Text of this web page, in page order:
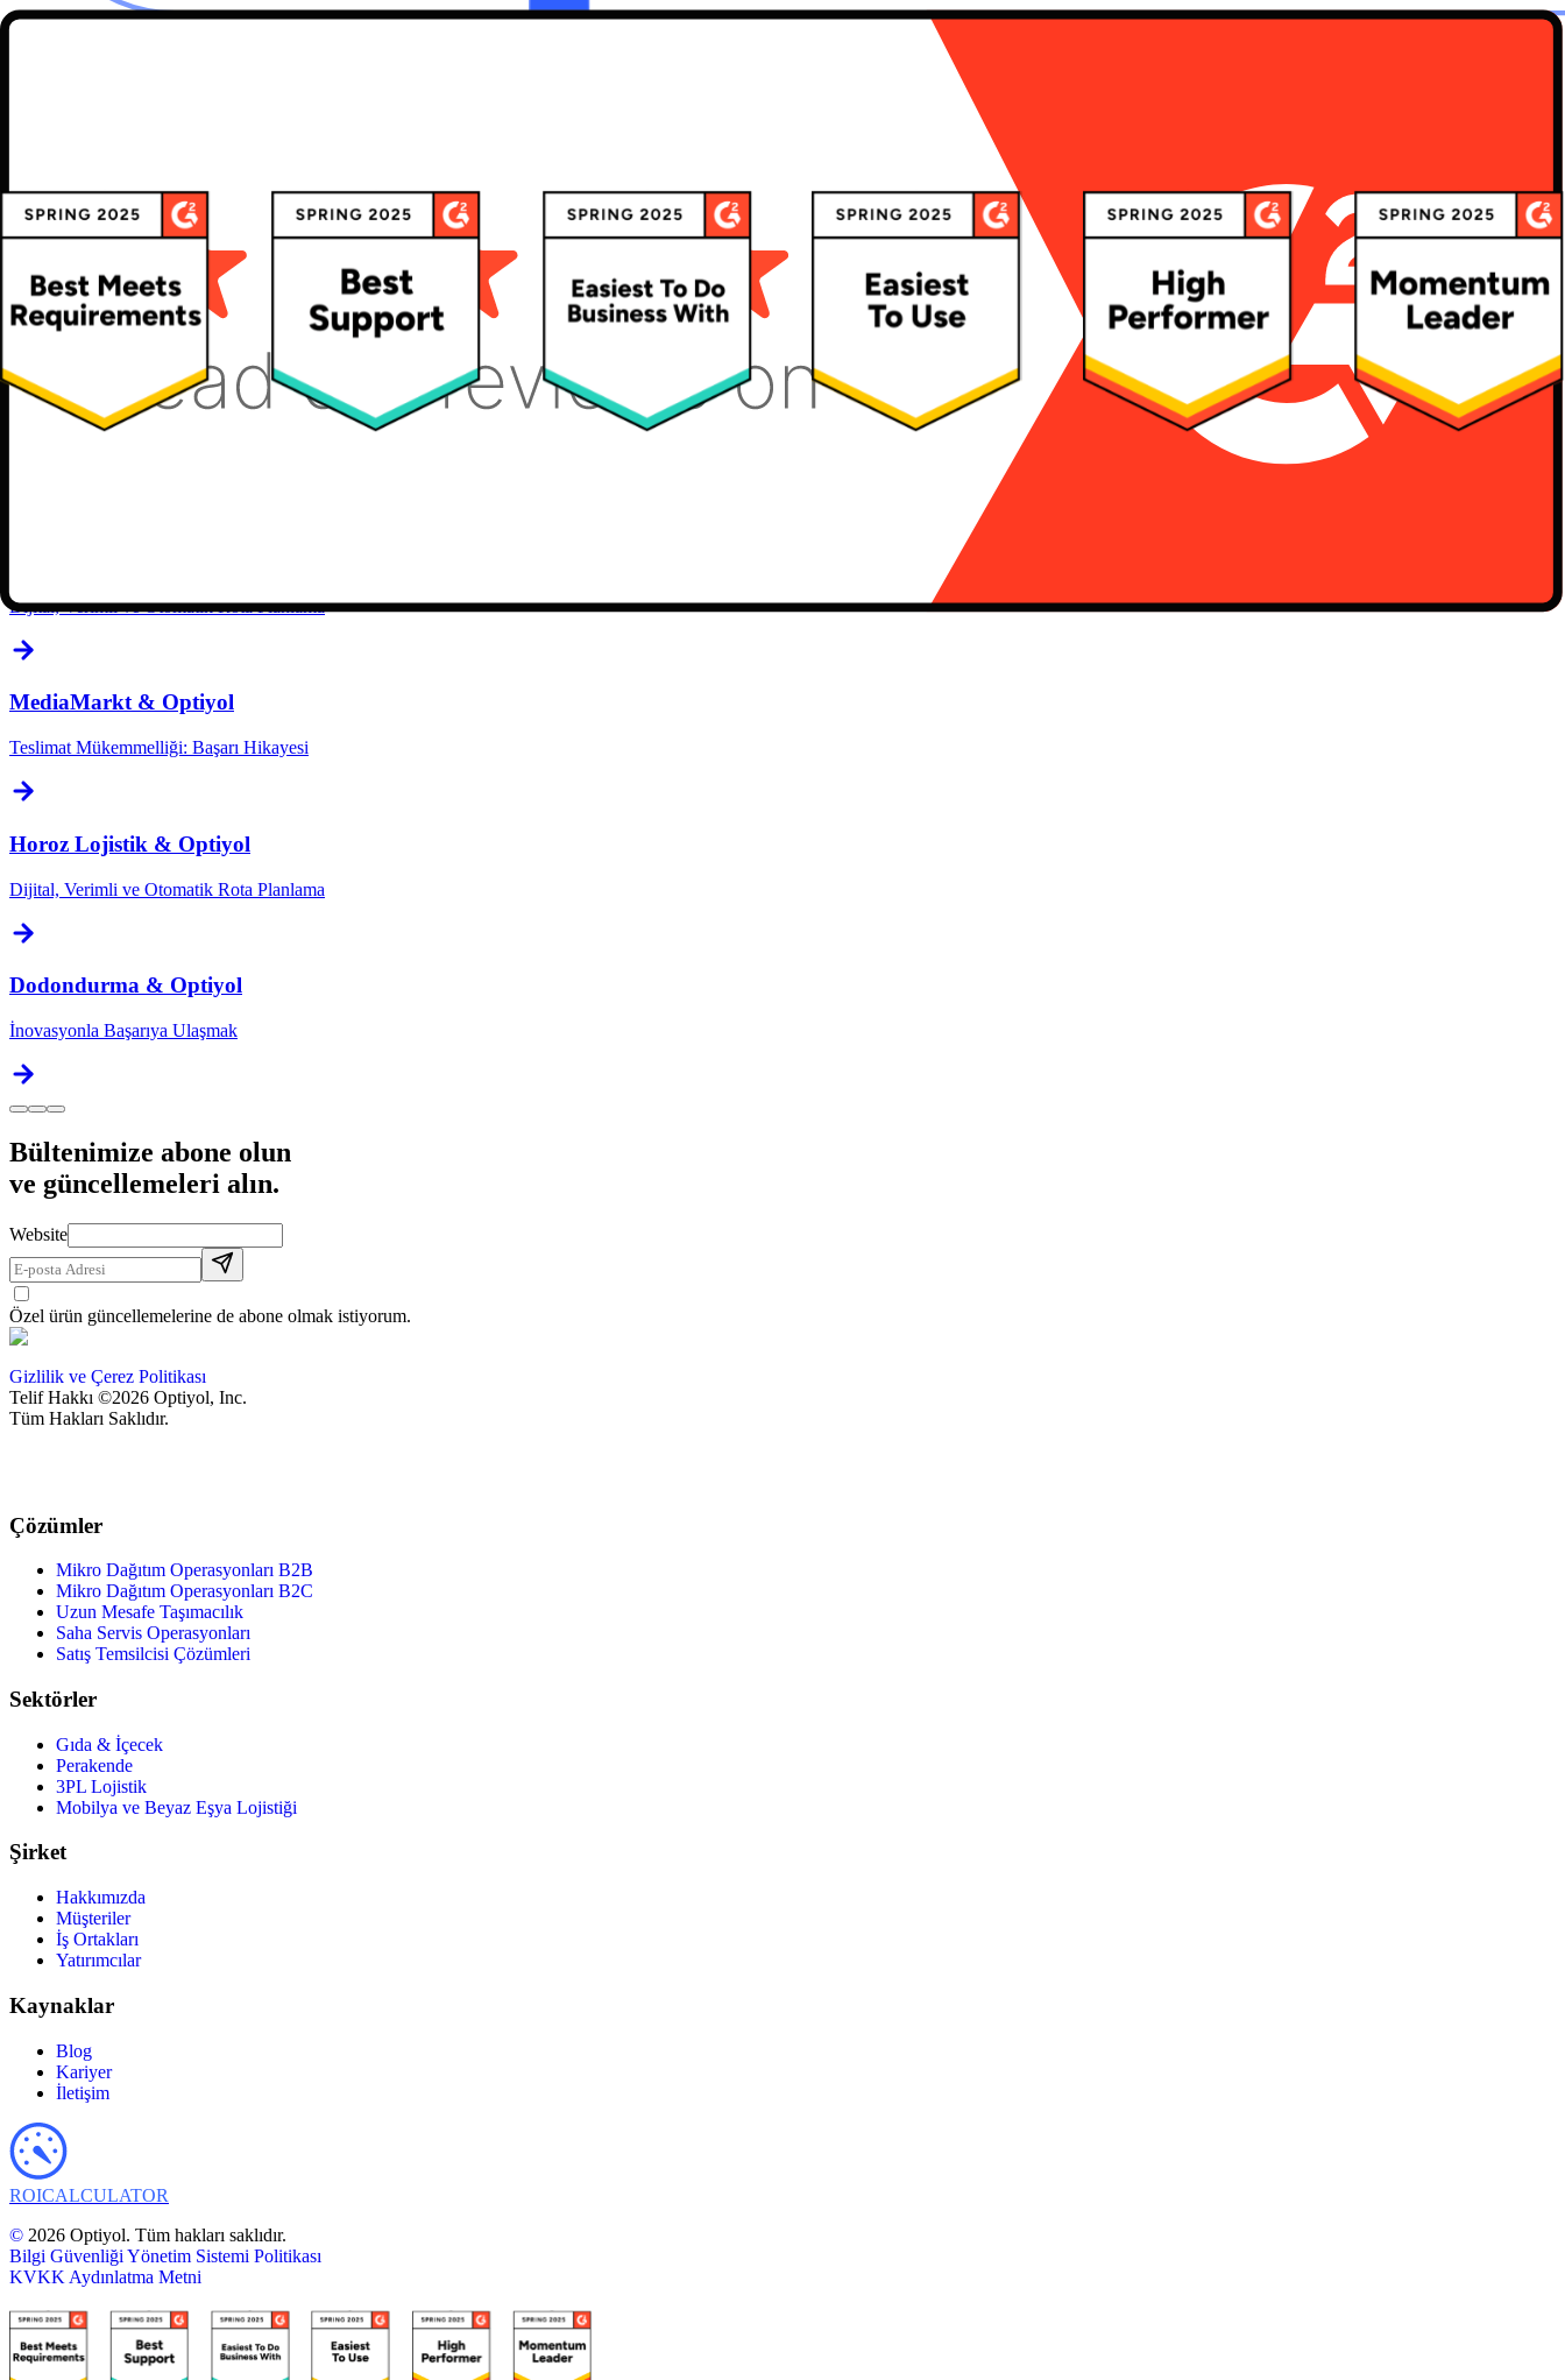
MediaMarkt & Optiyol
Teslimat Mükemmelliği: Başarı Hikayesi
Dodondurma & Optiyol
Dijital, Verimli ve Otomatik Rota Planlama
MediaMarkt & Optiyol
Teslimat Mükemmelliği: Başarı Hikayesi
Horoz Lojistik & Optiyol
Dijital, Verimli ve Otomatik Rota Planlama
Dodondurma & Optiyol
İnovasyonla Başarıya Ulaşmak
Bültenimize abone olun
ve güncellemeleri alın.
Website
Özel ürün güncellemelerine de abone olmak istiyorum.
Gizlilik ve Çerez Politikası
Telif Hakkı ©2026 Optiyol, Inc.
Tüm Hakları Saklıdır.
Çözümler
Mikro Dağıtım Operasyonları B2B
Mikro Dağıtım Operasyonları B2C
Uzun Mesafe Taşımacılık
Saha Servis Operasyonları
Satış Temsilcisi Çözümleri
Sektörler
Gıda & İçecek
Perakende
3PL Lojistik
Mobilya ve Beyaz Eşya Lojistiği
Şirket
Hakkımızda
Müşteriler
İş Ortakları
Yatırımcılar
Kaynaklar
Blog
Kariyer
İletişim
ROICALCULATOR
© 2026 Optiyol. Tüm hakları saklıdır.
Bilgi Güvenliği Yönetim Sistemi Politikası
KVKK Aydınlatma Metni